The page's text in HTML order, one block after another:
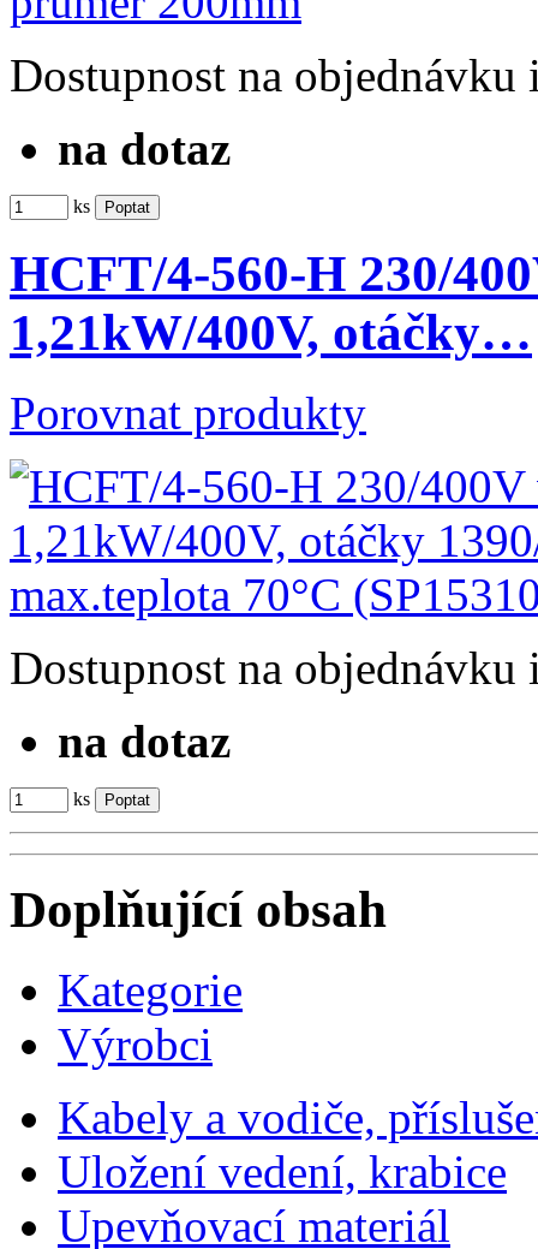
Dostupnost na objednávku
na dotaz
ks
HCFT/4-560-H 230/
1,21kW/400V, otáčky…
Porovnat produkty
Dostupnost na objednávku
na dotaz
ks
Doplňující obsah
Kategorie
Výrobci
Kabely a vodiče,
Uložení vedení, krabice
Upevňovací materiál